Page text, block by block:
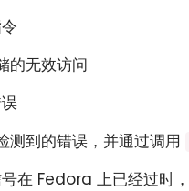
的无效访问
测到的错误，并通过调用
号在 Fedora 上已经过时